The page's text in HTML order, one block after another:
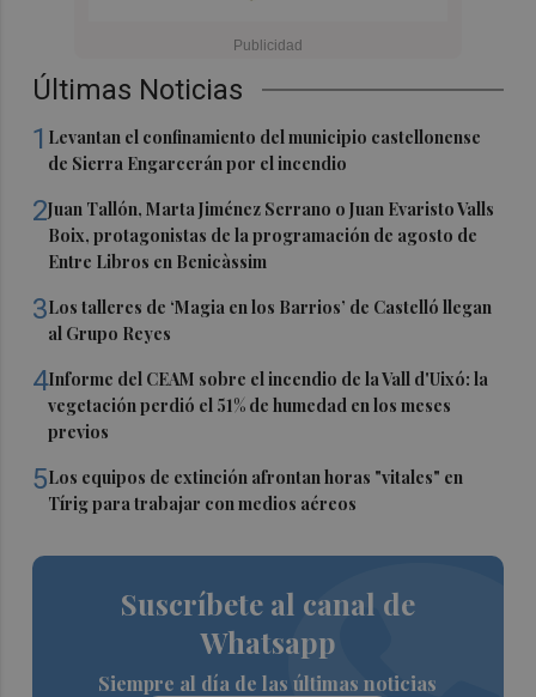
Últimas Noticias
1 Levantan el confinamiento del municipio castellonense
de Sierra Engarcerán por el incendio
2Juan Tallón, Marta Jiménez Serrano o Juan Evaristo Valls
Boix, protagonistas de la programación de agosto de
Entre Libros en Benicàssim
3Los talleres de ‘Magia en los Barrios’ de Castelló llegan
al Grupo Reyes
4Informe del CEAM sobre el incendio de la Vall d'Uixó: la
vegetación perdió el 51% de humedad en los meses
previos
5Los equipos de extinción afrontan horas "vitales" en
Tírig para trabajar con medios aéreos
Suscríbete al canal de
Whatsapp
Siempre al día de las últimas noticias